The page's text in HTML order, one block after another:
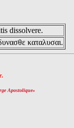
dissolvere.
καταλυσαι.
Apostolique»